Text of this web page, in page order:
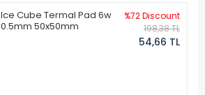
Ice Cube Termal Pad 6w
0.5mm 50x50mm
%72 Discount
198,38 TL
54,66 TL